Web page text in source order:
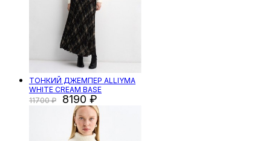
ТОНКИЙ ДЖЕМПЕР ALLIYMA
WHITE CREAM BASE
11700
8190